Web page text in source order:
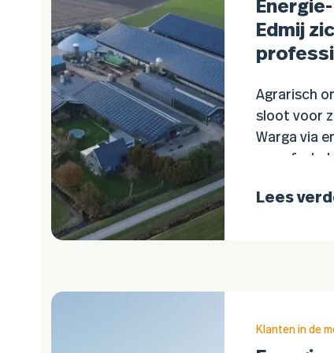
Edmij
Agrarisch
sloot voor
Warga via
een
Lees
Klanten in de